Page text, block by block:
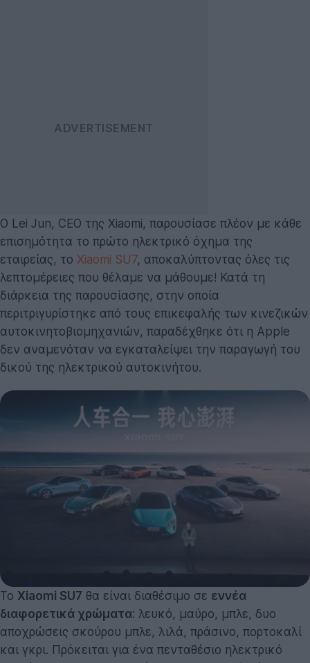
Ο Lei Jun, CEO της Xiaomi, παρουσίασε πλέον με κάθε
επισημότητα το πρώτο ηλεκτρικό όχημα της
εταιρείας, το Xiaomi SU7, αποκαλύπτοντας όλες τις
λεπτομέρειες που θέλαμε να μάθουμε! Κατά τη
διάρκεια της παρουσίασης, στην οποία
περιτριγυρίστηκε από τους επικεφαλής των κινεζικών
αυτοκινητοβιομηχανιών, παραδέχθηκε ότι η Apple
δεν αναμενόταν να εγκαταλείψει την παραγωγή του
δικού της ηλεκτρικού αυτοκινήτου.
Το Xiaomi SU7 θα είναι διαθέσιμο σε εννέα
διαφορετικά χρώματα: λευκό, μαύρο, μπλε, δυο
αποχρώσεις σκούρου μπλε, λιλά, πράσινο, πορτοκαλί
και γκρι. Πρόκειται για ένα πενταθέσιο ηλεκτρικό